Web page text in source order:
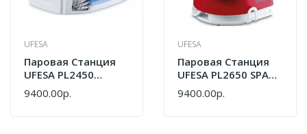
UFESA
Паровая Станция
UFESA PL2450
COMPACT WHITE
80204802
9400.00р.
UFESA
Паровая Станция
UFESA PL2650 SPACE
HEALTHY RED
80204994
9400.00р.